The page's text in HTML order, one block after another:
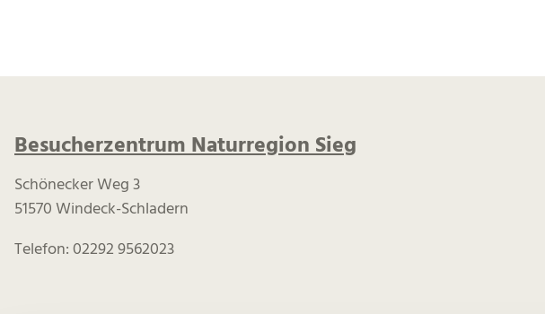
Besucherzentrum Naturregion Sieg
Schönecker Weg 3
51570 Windeck-Schladern
Telefon: 02292 9562023